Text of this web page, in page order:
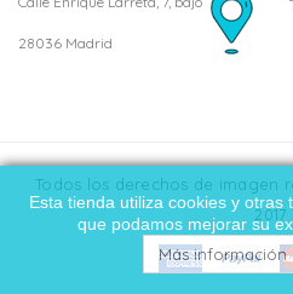
Esta tienda utiliza cookies y otras
que podamos mejorar su
Más información
28036 Madrid
Todos los derechos de imagen
2017